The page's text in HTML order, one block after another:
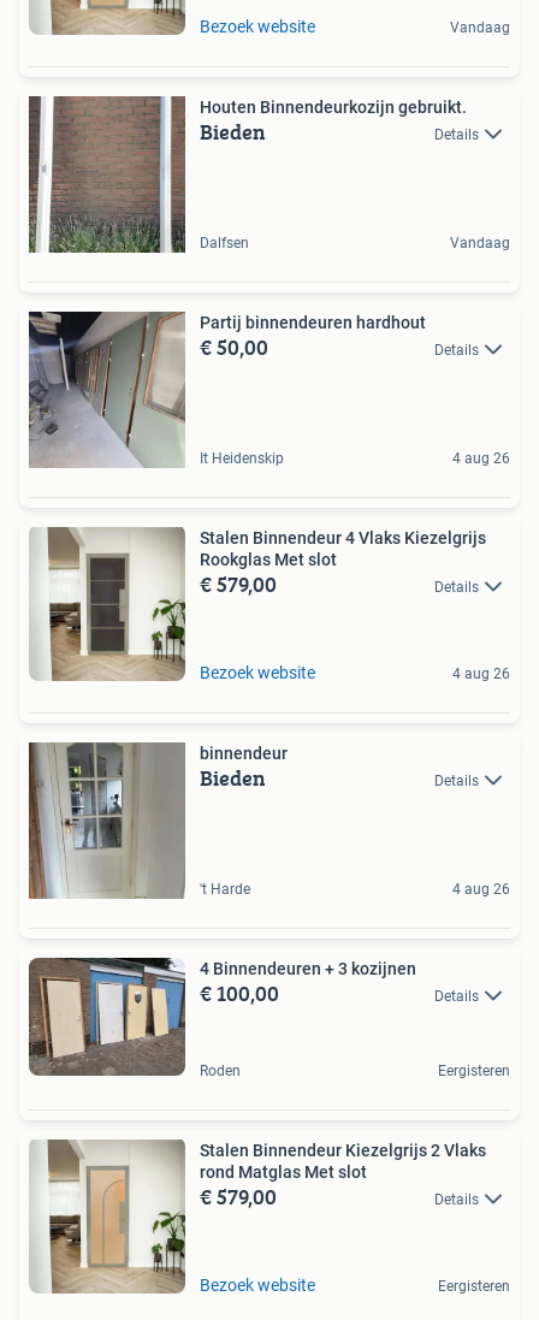
Bezoek website Vandaag
Houten Binnendeurkozijn gebruikt.
Bieden Details
Dalfsen Vandaag
Partij binnendeuren hardhout
€ 50,00 Details
It Heidenskip 4 aug 26
Stalen Binnendeur 4 Vlaks Kiezelgrijs
Rookglas Met slot
€ 579,00 Details
Bezoek website 4 aug 26
binnendeur
Bieden Details
't Harde 4 aug 26
4 Binnendeuren + 3 kozijnen
€ 100,00 Details
Roden Eergisteren
Stalen Binnendeur Kiezelgrijs 2 Vlaks
rond Matglas Met slot
€ 579,00 Details
Bezoek website Eergisteren